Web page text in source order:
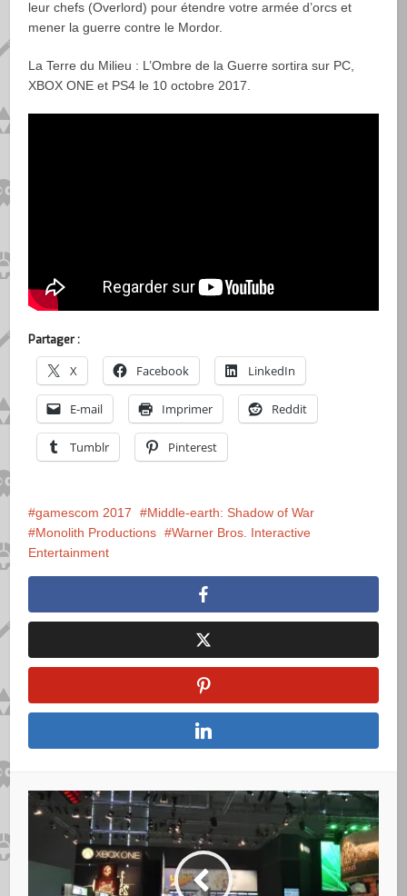
leur chefs (Overlord) pour étendre votre armée d’orcs et
mener la guerre contre le Mordor.
La Terre du Milieu : L’Ombre de la Guerre sortira sur PC,
XBOX ONE et PS4 le 10 octobre 2017.
Partager :
X Facebook LinkedIn
E-mail Imprimer Reddit
Tumblr Pinterest
gamescom 2017
Middle-earth: Shadow of War
Monolith Productions
Warner Bros. Interactive
Entertainment